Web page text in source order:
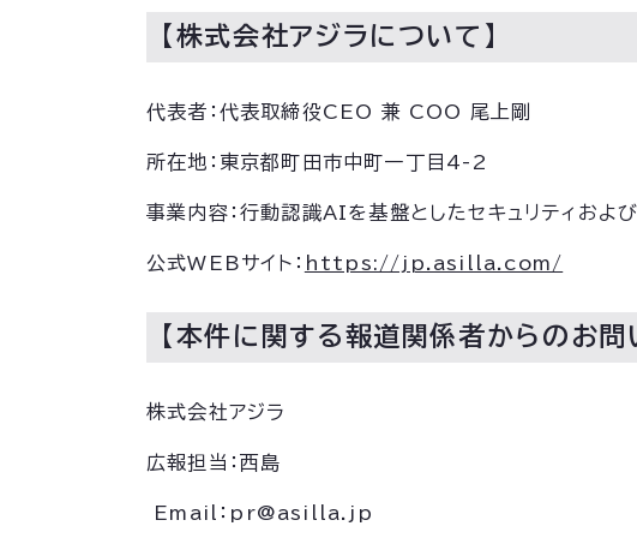
【株式会社アジラについて】
代表者：代表取締役CEO 兼 COO 尾上剛
所在地：東京都町田市中町一丁目4-2
事業内容：行動認識AIを基盤としたセキュリティおよ
公式WEBサイト： https://jp.asilla.com/
【本件に関する報道関係者からのお問
株式会社アジラ
広報担当：西島
Email：pr@asilla.jp